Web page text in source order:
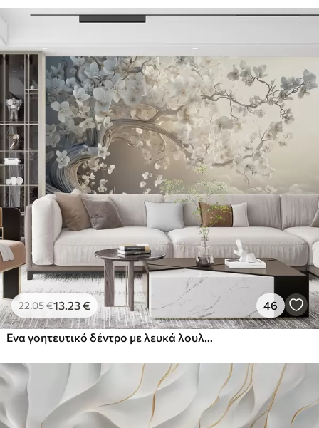
22.05€13 .23€ 46